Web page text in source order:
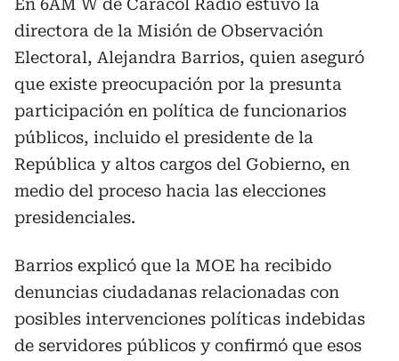
directora de la Misión de Observación
Electoral, Alejandra Barrios, quien aseguró
que existe preocupación por la presunta
participación en política de funcionarios
públicos, incluido el presidente de la
República y altos cargos del Gobierno, en
medio del proceso hacia las elecciones
presidenciales.
Barrios explicó que la MOE ha recibido
denuncias ciudadanas relacionadas con
posibles intervenciones políticas indebidas
de servidores públicos y confirmó que esos